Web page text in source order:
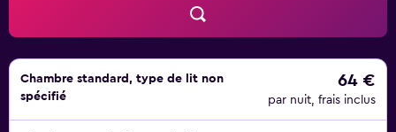
Chambre standard, type de lit non
spécifié
64 €
par nuit, frais inclus